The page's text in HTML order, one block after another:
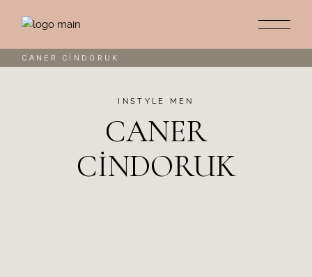
CANER CİNDORUK
INSTYLE MEN
CANER
CİNDORUK